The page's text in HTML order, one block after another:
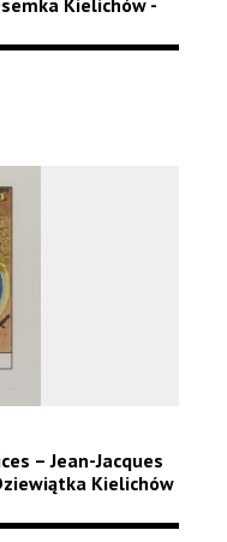
Kielichów -
– Jean-Jacques
Kielichów